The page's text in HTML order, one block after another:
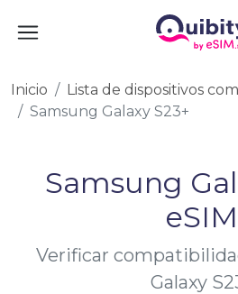
Inicio
Lista de dispositivos
Samsung Galaxy S23+
Samsung
eSIM
Verificar
Galaxy